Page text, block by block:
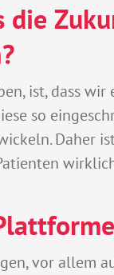
die
ist, dass
so
Daher
vor allem